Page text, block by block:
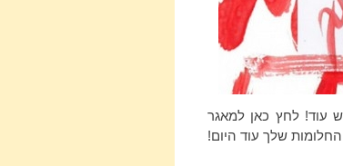
עוד! לחץ כאן למאגר